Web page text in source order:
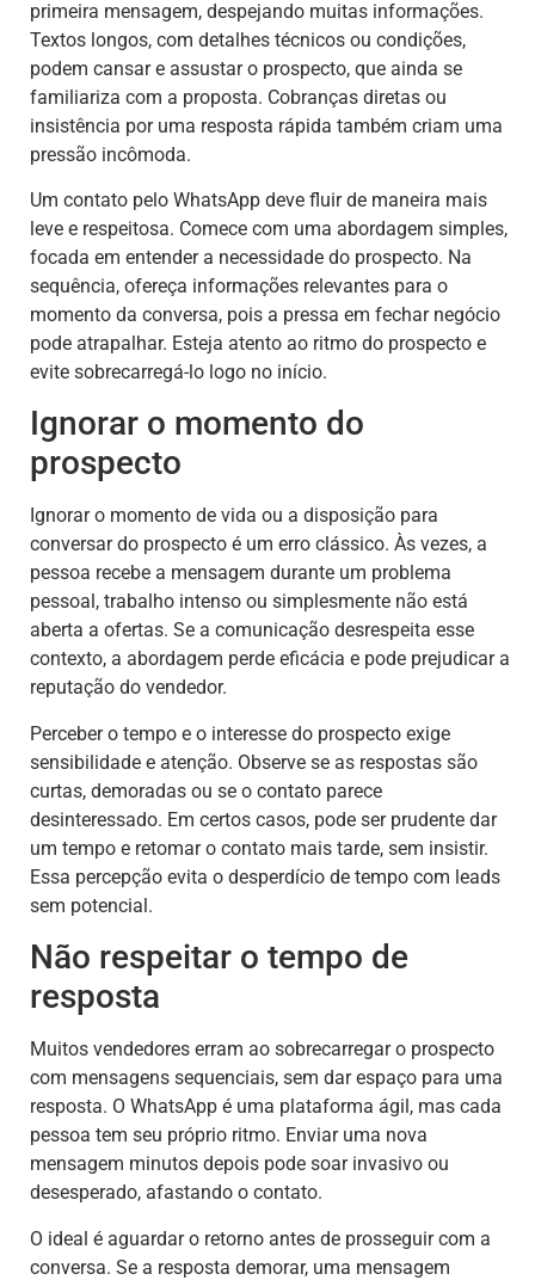
primeira mensagem, despejando muitas informações.
Textos longos, com detalhes técnicos ou condições,
podem cansar e assustar o prospecto, que ainda se
familiariza com a proposta. Cobranças diretas ou
insistência por uma resposta rápida também criam uma
pressão incômoda.
Um contato pelo WhatsApp deve fluir de maneira mais
leve e respeitosa. Comece com uma abordagem simples,
focada em entender a necessidade do prospecto. Na
sequência, ofereça informações relevantes para o
momento da conversa, pois a pressa em fechar negócio
pode atrapalhar. Esteja atento ao ritmo do prospecto e
evite sobrecarregá-lo logo no início.
Ignorar o momento do
prospecto
Ignorar o momento de vida ou a disposição para
conversar do prospecto é um erro clássico. Às vezes, a
pessoa recebe a mensagem durante um problema
pessoal, trabalho intenso ou simplesmente não está
aberta a ofertas. Se a comunicação desrespeita esse
contexto, a abordagem perde eficácia e pode prejudicar a
reputação do vendedor.
Perceber o tempo e o interesse do prospecto exige
sensibilidade e atenção. Observe se as respostas são
curtas, demoradas ou se o contato parece
desinteressado. Em certos casos, pode ser prudente dar
um tempo e retomar o contato mais tarde, sem insistir.
Essa percepção evita o desperdício de tempo com leads
sem potencial.
Não respeitar o tempo de
resposta
Muitos vendedores erram ao sobrecarregar o prospecto
com mensagens sequenciais, sem dar espaço para uma
resposta. O WhatsApp é uma plataforma ágil, mas cada
pessoa tem seu próprio ritmo. Enviar uma nova
mensagem minutos depois pode soar invasivo ou
desesperado, afastando o contato.
O ideal é aguardar o retorno antes de prosseguir com a
conversa. Se a resposta demorar, uma mensagem